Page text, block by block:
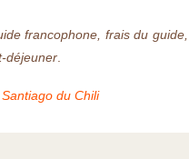
francophone, frais du
déjeuner.
Santiago du Chili